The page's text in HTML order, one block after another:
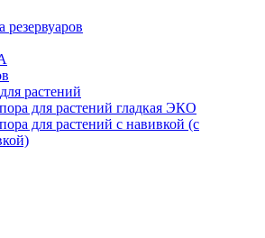
растений
для растений гладкая ЭКО
для растений с навивкой (с